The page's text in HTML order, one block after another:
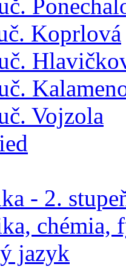
Koprlová
Vojzola
- 2.
chémia,
jazyk